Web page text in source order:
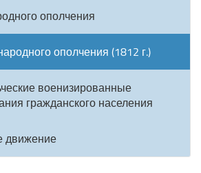
ополчения
ополчения (1812 г.)
военизированные
гражданского населения
движение